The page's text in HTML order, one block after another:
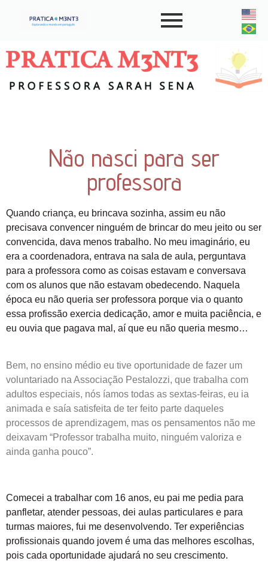
Não nasci para ser
professora
Quando criança, eu brincava sozinha, assim eu não
precisava convencer ninguém de brincar do meu jeito ou ser
convencida, dava menos trabalho. No meu imaginário, eu
era a coordenadora, entrava na sala de aula, perguntava
para a professora como as coisas estavam e conversava
com os alunos que não estavam obedecendo. Naquela
época eu não queria ser professora porque via o quanto
essa profissão exercia dedicação, amor e muita paciência, e
eu ouvia que pagava mal, aí que eu não queria mesmo…
Bem, no ensino médio eu tive oportunidade de fazer um
voluntariado na Associação Pestalozzi, que trabalha com
adultos especiais, nós íamos todas as sextas-feiras, eu ia
animada e saía satisfeita de ter feito parte daqueles
processos de aprendizagem, mas os pensamentos não me
deixavam “Professor trabalha muito, ninguém valoriza e
ainda ganha pouco”.
Comecei a trabalhar com 16 anos, eu pai me pedia para
panfletar, atender pessoas, dei aulas particulares e para
turmas maiores, fui me desenvolvendo. Ter experiências
profissionais quando jovem é uma das melhores escolhas,
pois cada oportunidade ajudará no seu crescimento.